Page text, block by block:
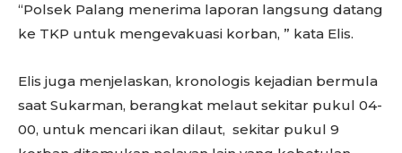
“Polsek Palang menerima laporan langsung datang
ke TKP untuk mengevakuasi korban, ” kata Elis.
Elis juga menjelaskan, kronologis kejadian bermula
saat Sukarman, berangkat melaut sekitar pukul 04-
00, untuk mencari ikan dilaut, sekitar pukul 9